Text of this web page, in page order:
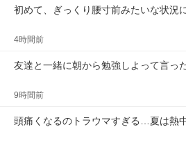
初めて、ぎっくり腰寸前みたいな状況
4時間前
友達と一緒に朝から勉強しよって言っ
9時間前
頭痛くなるのトラウマすぎる…夏は熱